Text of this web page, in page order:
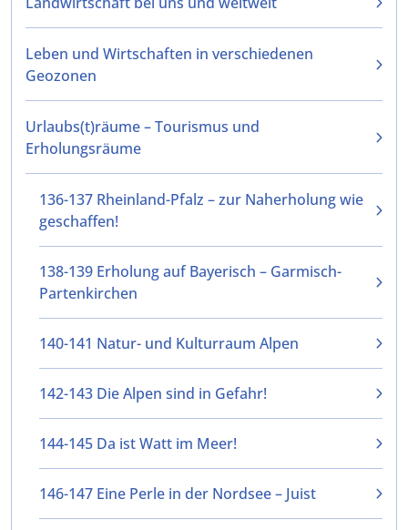
Leben und Wirtschaften in verschiedenen
Geozonen
Urlaubs(t)räume – Tourismus und
Erholungsräume
136-137 Rheinland-Pfalz – zur Naherholung wie
geschaffen!
138-139 Erholung auf Bayerisch – Garmisch-
Partenkirchen
140-141 Natur- und Kulturraum Alpen
142-143 Die Alpen sind in Gefahr!
144-145 Da ist Watt im Meer!
146-147 Eine Perle in der Nordsee – Juist